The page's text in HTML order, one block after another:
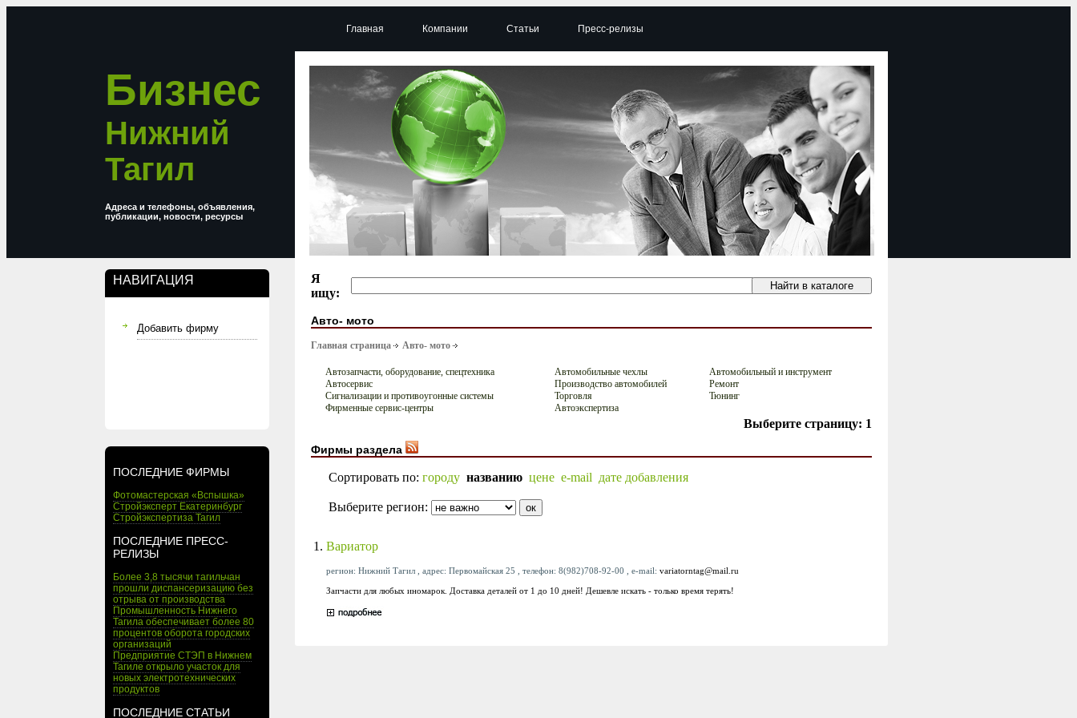
Бизнес
Нижний
Тагил
Адреса и телефоны, объявления,
публикации, новости, ресурсы
НАВИГАЦИЯ
Добавить фирму
ПОСЛЕДНИЕ ФИРМЫ
Фотомастерская «Вспышка»
Стройэксперт Екатеринбург
Стройэкспертиза Тагил
ПОСЛЕДНИЕ ПРЕСС-
РЕЛИЗЫ
Более 3,8 тысячи тагильчан
прошли диспансеризацию без
отрыва от производства
Промышленность Нижнего
Тагила обеспечивает более 80
процентов оборота городских
организаций
Предприятие СТЭП в Нижнем
Тагиле открыло участок для
новых электротехнических
продуктов
ПОСЛЕДНИЕ СТАТЬИ
Главная Компании Статьи Пресс-релизы
Я
ищу:
Авто- мото
Главная страница Авто- мото
Автозапчасти, оборудование, спецтехника Автомобильные чехлы
Автомобильный и инструмент
Автосервис
Производство автомобилей
Ремонт
Сигнализации и противоугонные системы
Торговля
Тюнинг
Фирменные сервис-центры
Автоэкспертиза
Выберите страницу: 1
Фирмы раздела
Сортировать по: городу названию цене e-mail дате добавления
Выберите регион:
1. Вариатор
регион: Нижний Тагил , адрес: Первомайская 25 , телефон: 8(982)708-92-00 , e-mail: variatorntag@mail.ru
Запчасти для любых иномарок. Доставка деталей от 1 до 10 дней! Дешевле искать - только время терять!